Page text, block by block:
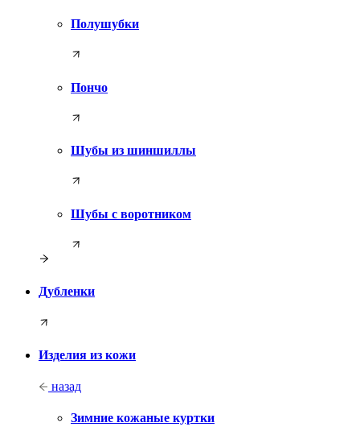
Полушубки
Пончо
Шубы из шиншиллы
Шубы с воротником
Дубленки
Изделия из кожи
назад
Зимние кожаные куртки